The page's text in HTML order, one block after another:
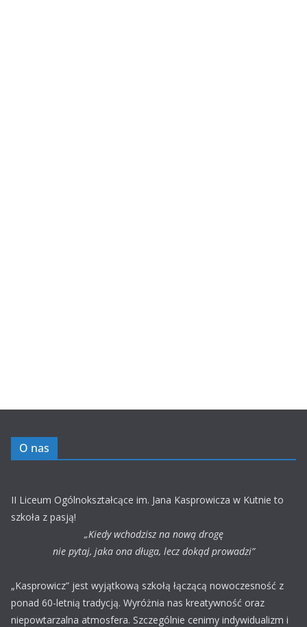
O nas
II Liceum Ogólnokształcące im. Jana Kasprowicza w Kutnie to
szkoła z pasją!
„Kiedy wchodzisz na nową drogę
nie pytaj, jaka ona długa, lecz dokąd prowadzi”
„Kasprowicz” jest wyjątkową szkołą łączącą nowoczesność z
ponad 60-letnią tradycją. Wyróżnia nas kreatywność oraz
niepowtarzalna atmosfera. Szczególnie cenimy indywidualizm i